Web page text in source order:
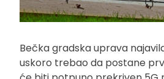
Bečka gradska uprava
uskoro trebao da postane